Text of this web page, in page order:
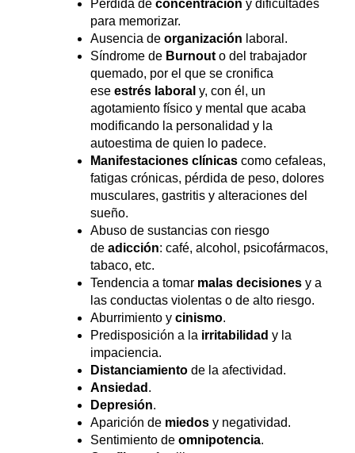
Pérdida deconcentracióny dificultades
para memorizar.
Ausencia deorganización laboral.
Síndrome de Burnouto del trabajador
quemado, por el que se cronifica
eseestrés laboral y, con él, un
agotamiento físico y mental que acaba
modificando la personalidad y la
autoestima de quien lo padece.
Manifestaciones clínicas como cefaleas,
fatigas crónicas, pérdida de peso, dolores
musculares, gastritis y alteraciones del
sueño.
Abuso de sustancias con riesgo
deadicción: café, alcohol, psicofármacos,
tabaco, etc.
Tendencia a tomar malas decisiones y a
las conductas violentas o de alto riesgo.
Aburrimiento ycinismo.
Predisposición a la irritabilidady la
impaciencia.
Distanciamientode la afectividad.
Ansiedad .
Depresión.
Aparición de miedosy negatividad.
Sentimiento deomnipotencia.